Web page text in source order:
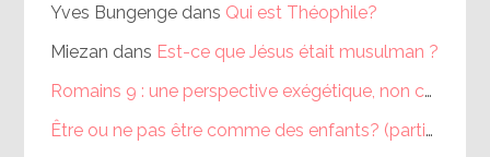
Yves Bungengedans Qui est Théophile?
Miezan dans Est-ce que Jésus était musulman ?
Romains 9 : une perspective exégétique, non calviniste (partie 1) – Théophile
Être ou ne pas être comme des enfants? (partie 1) – Théophile